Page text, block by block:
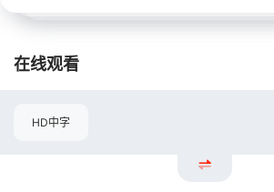
在线观看
HD中字